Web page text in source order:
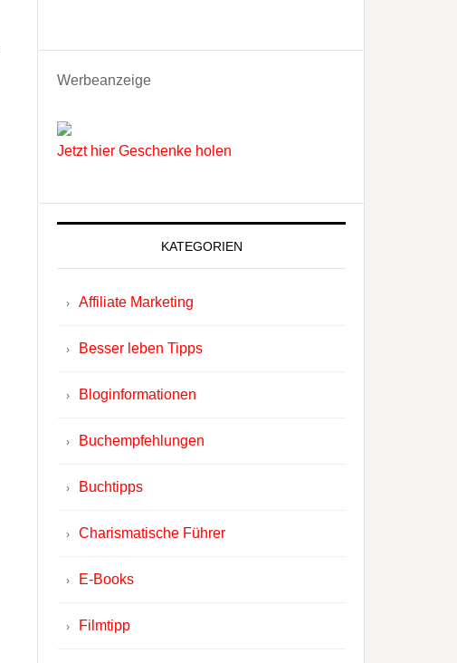
Werbeanzeige
Jetzt hier Geschenke holen
KATEGORIEN
Affiliate Marketing
Besser leben Tipps
Bloginformationen
Buchempfehlungen
Buchtipps
Charismatische Führer
E-Books
Filmtipp